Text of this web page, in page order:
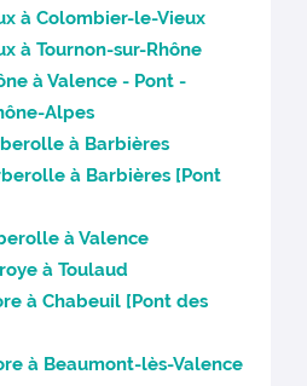
à Colombier-le-Vieux
à Tournon-sur-Rhône
à Valence - Pont -
Alpes
à Barbières
à Barbières [Pont
à Valence
à Toulaud
à Chabeuil [Pont des
à Beaumont-lès-Valence